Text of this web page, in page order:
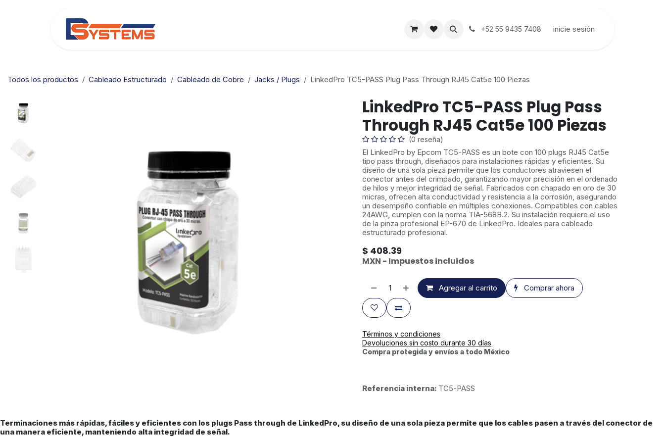
+52 55 9435 7408 inicie sesión
Todos los productos Cableado Estructurado Cableado de Cobre Jacks / Plugs LinkedPro TC5-PASS Plug Pass Through RJ45 Cat5e 100 Piezas
LinkedPro TC5-PASS Plug Pass
Through RJ45 Cat5e 100 Piezas
(0 reseña)
El LinkedPro by Epcom TC5-PASS es un bote con 100 plugs RJ45 Cat5e
tipo pass through, diseñados para instalaciones rápidas y eficientes. Su
diseño de una sola pieza permite que los conductores atraviesen el
conector antes del crimpado, garantizando mayor precisión en el ordenado
de hilos y mejor integridad de señal. Fabricados con chapado en oro de 30
micras, ofrecen alta conductividad y resistencia a la corrosión, asegurando
un desempeño confiable en múltiples conexiones. Compatibles con cables
24AWG, cumplen con la norma TIA-568B.2. Su instalación requiere el uso
de la pinza profesional EP-670 de LinkedPro. Ideales para cableado
estructurado profesional.
$ 408.39
MXN - Impuestos incluidos
Agregar al carrito Comprar ahora
Términos y condiciones
Devoluciones sin costo durante 30 días
Compra protegida y envíos a todo México
Referencia interna: TC5-PASS
Terminaciones más rápidas, fáciles y eficientes con los plugs Pass through de LinkedPro, su diseño de una sola pieza permite que los cables pasen a través del conector de
una manera eficiente, manteniendo alta integridad de señal.